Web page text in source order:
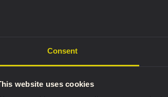
Consent
website uses cookies
Lire la suite